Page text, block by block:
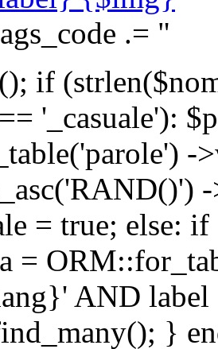
.= "
if
'_casuale'):
-
= true; else:
=
AND
}